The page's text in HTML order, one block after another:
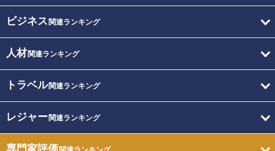
ビジネス 関連ランキング
人材関連ランキング
トラベル関連ランキング
レジャー関連ランキング